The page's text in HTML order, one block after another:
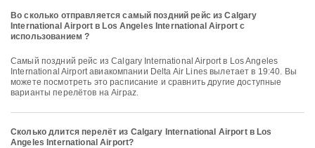
Во сколько отправляется самый поздний рейс из Calgary
International Airport в Los Angeles International Airport с
использованием ?
Самый поздний рейс из Calgary International Airport в Los Angeles
International Airport авиакомпании Delta Air Lines вылетает в 19:40. Вы
можете посмотреть это расписание и сравнить другие доступные
варианты перелётов на Airpaz.
Сколько длится перелёт из Calgary International Airport в Los
Angeles International Airport?